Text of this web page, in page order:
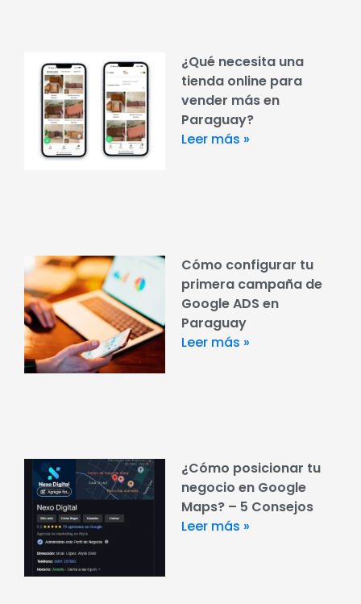
¿Qué necesita una
tienda online para
vender más en
Paraguay?
Leer más »
Cómo configurar tu
primera campaña de
Google ADS en
Paraguay
Leer más »
¿Cómo posicionar tu
negocio en Google
Maps? – 5 Consejos
Leer más »